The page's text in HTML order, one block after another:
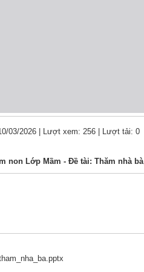
03/2026 | Lượt xem: 256 | Lượt tải: 0
non Lớp Mầm - Đề tài: Thăm nhà bà